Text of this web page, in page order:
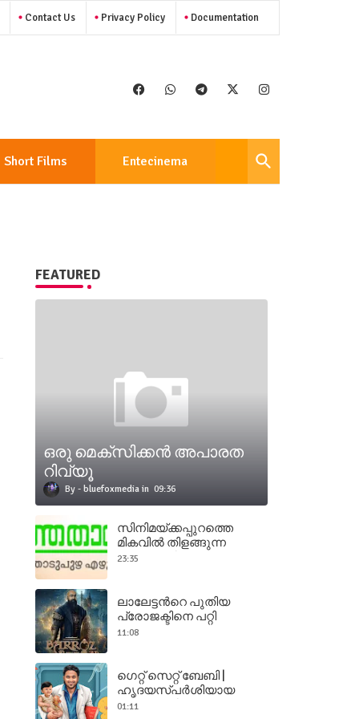
Contact Us Privacy Policy Documentation
Short Films Entecinema
FEATURED
ഒരു മെക്സിക്കന്‍ അപാരത
റിവ്യൂ
bluefoxmedia 09:36
സിനിമയ്ക്കപ്പുറത്തെ
മികവില്‍ തിളങ്ങുന്ന
ഹ്രസ്വചിത്രങ്ങളും
ഭാഗം ഒന്ന്
23:35
ലാലേട്ടൻറെ പുതിയ
പ്രോജക്ടിനെ പറ്റി
ലാലേട്ടൻ തന്നെ പറയുന്നു
11:08
ഗെറ്റ് സെറ്റ് ബേബി |
ഹൃദയസ്പർശിയായ
കുടുംബ ചിത്രം
01:11